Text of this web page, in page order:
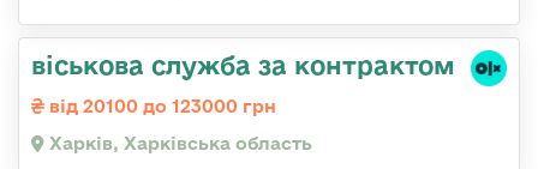
віськова служба за контрактом
від 20100 до 123000 грн
Харків, Харківська область